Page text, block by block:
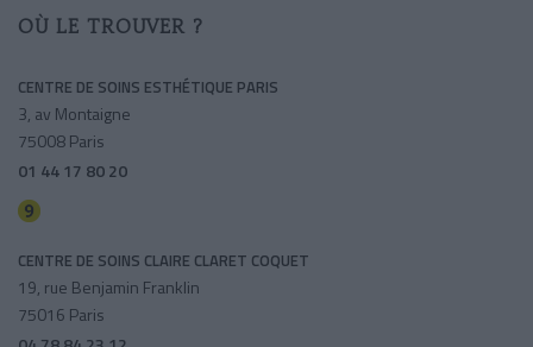
OÙ LE TROUVER ?
CENTRE DE SOINS ESTHÉTIQUE PARIS
3, av Montaigne
75008 Paris
01 44 17 80 20
CENTRE DE SOINS CLAIRE CLARET COQUET
19, rue Benjamin Franklin
75016 Paris